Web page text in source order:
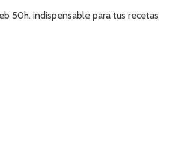
50h. indispensable para tus recetas